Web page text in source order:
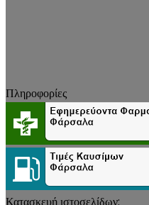
Πληροφορίες
Κατασκευή ιστοσελίδων: